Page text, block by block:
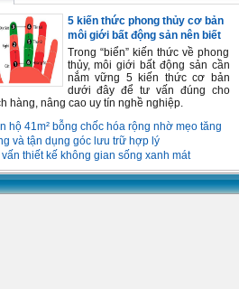
5 kiến thức phong thủy cơ bản
môi giới bất động sản nên biết
Trong “biển” kiến thức về phong
thủy, môi giới bất động sản cần
nắm vững 5 kiến thức cơ bản
dưới đây để tư vấn đúng cho
hàng, nâng cao uy tín nghề nghiệp.
hộ 41m² bỗng chốc hóa rộng nhờ mẹo tăng
và tận dụng góc lưu trữ hợp lý
thiết kế không gian sống xanh mát